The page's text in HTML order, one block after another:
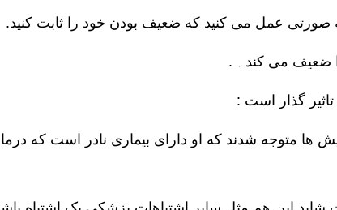
صورتی عمل می کنید که ضعیف بودن خود را ثابت کنید.
ضعیف می کند۔ .
تاثیر گذار است :